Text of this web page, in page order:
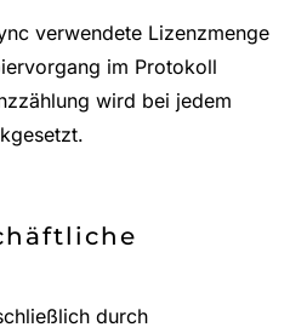
verwendete Lizenzmenge
im Protokoll
wird bei jedem
durch